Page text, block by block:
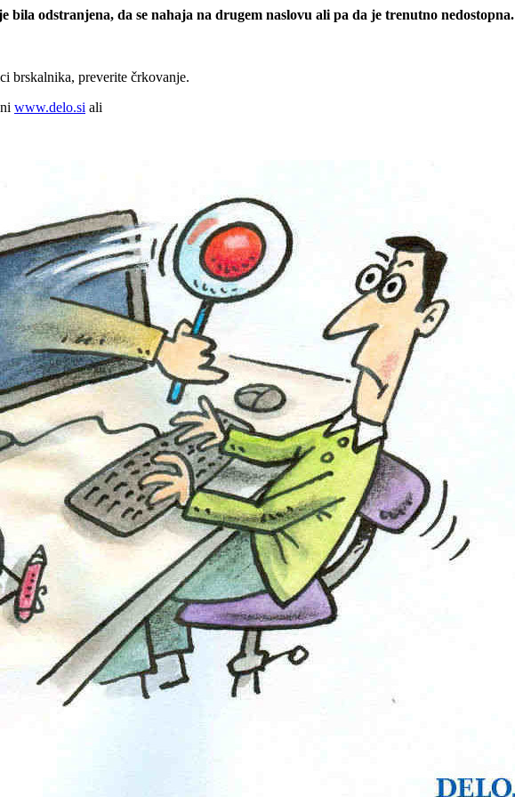
bila odstranjena, da se nahaja na drugem naslovu ali pa da je trenutno nedostopna.
brskalnika, preverite črkovanje.
www.delo.si ali